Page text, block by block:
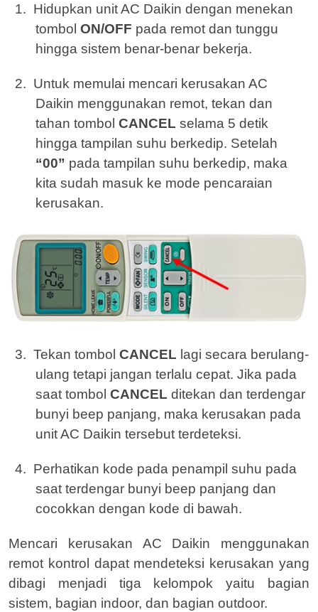
1. Hidupkan unit AC Daikin dengan menekan
tombol ON/OFF pada remot dan tunggu
hingga sistem benar-benar bekerja.
2. Untuk memulai mencari kerusakan AC
Daikin menggunakan remot, tekan dan
tahan tombol CANCEL selama 5 detik
hingga tampilan suhu berkedip. Setelah
“00” pada tampilan suhu berkedip, maka
kita sudah masuk ke mode pencaraian
kerusakan.
3. Tekan tombolCANCEL lagi secara berulang-
ulang tetapi jangan terlalu cepat. Jika pada
saat tombol CANCEL ditekan dan terdengar
bunyi beep panjang, maka kerusakan pada
unit AC Daikin tersebut terdeteksi.
4. Perhatikan kode pada penampil suhu pada
saat terdengar bunyi beep panjang dan
cocokkan dengan kode di bawah.
Mencari kerusakan AC Daikin menggunakan
remot kontrol dapat mendeteksi kerusakan yang
dibagi menjadi tiga kelompok yaitu bagian
sistem, bagian indoor, dan bagian outdoor.